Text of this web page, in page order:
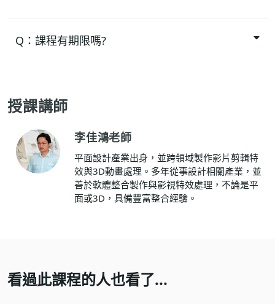
Q： 課程有期限嗎?
授課講師
李佳鴻老師
平面設計產業出身，並跨領域製作影片剪輯特
效與3D動畫處理。多年從事設計相關產業，並
善於軟體整合製作與影視特效處理，不論是平
面或3D，具備豐富整合經驗。
看過此課程的人也看了...